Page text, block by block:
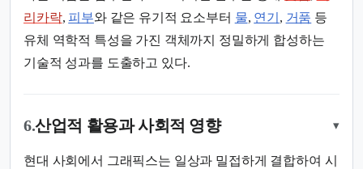
리카락, 피부와 같은 유기적 요소부터 물, 연기 , 거품 등
유체 역학적 특성을 가진 객체까지 정밀하게 합성하는
기술적 성과를 도출하고 있다.
6.산업적 활용과 사회적 영향 ▾
현대 사회에서 그래픽스는 일상과 밀접하게 결합하여 시